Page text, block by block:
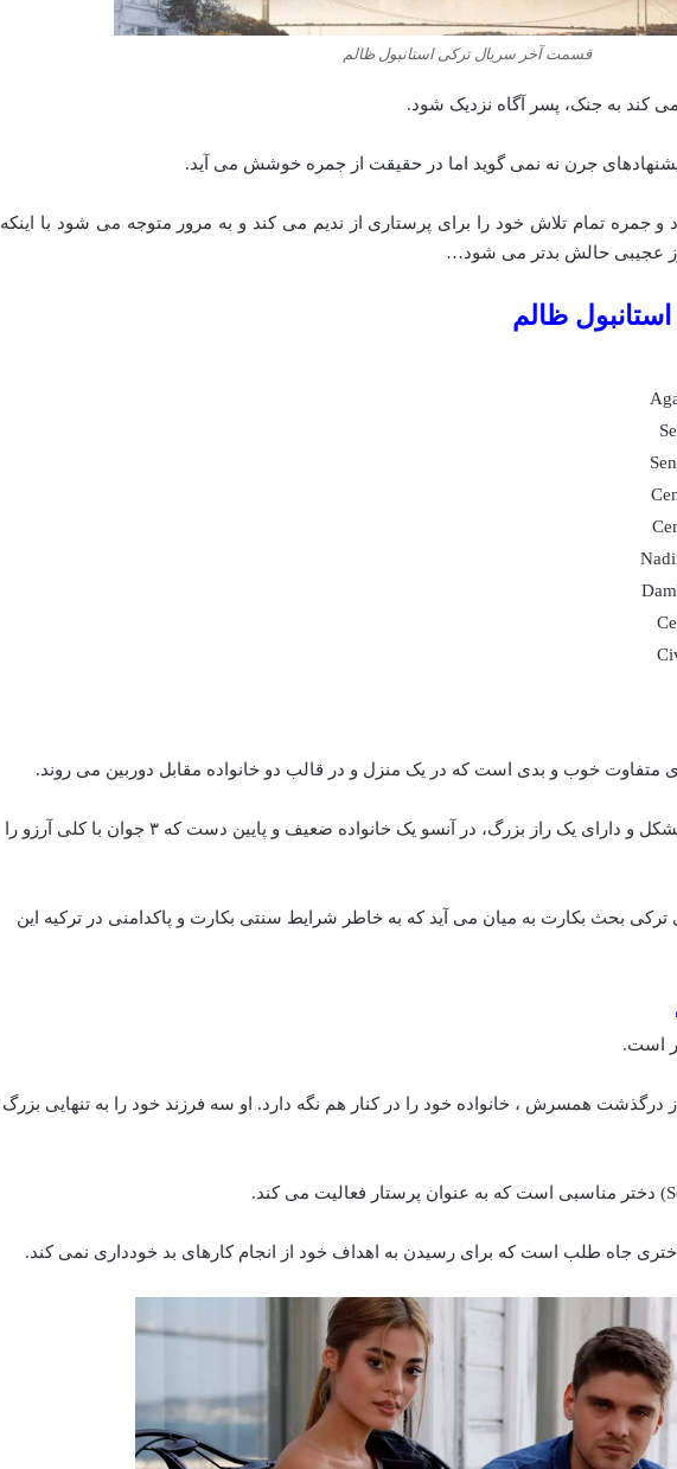
قسمت آخر سریال ترکی استانبول ظالم
کند به جنک، پسر آگاه نزدیک شود.
جرن نه نمی گوید اما در حقیقت از جمره خوشش می آید.
تمام تلاش خود را برای پرستاری از ندیم می کند و به مرور متوجه می شود با اینکه
عجیبی حالش بدتر می شود…
ظالم
متفاوت خوب و بدی است که در یک منزل و در قالب دو خانواده مقابل دوربین می روند.
یک خانواده پولدار و مرفه اما دچار مشکل و دارای یک راز بزرگ، در آنسو یک خانواده ضعیف و پایین دست که ۳ جوان با کلی آرزو را
ترکی بحث بکارت به میان می آید که به خاطر شرایط سنتی بکارت و پاکدامنی در ترکیه این
است.
درگذشت همسرش ، خانواده خود را در کنار هم نگه دارد. او سه فرزند خود را به تنهایی بزرگ
جاه طلب است که برای رسیدن‌ به اهداف خود از انجام کارهای بد خودداری نمی کند.